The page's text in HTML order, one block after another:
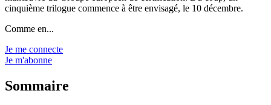
cinquième trilogue commence à être envisagé, le 10 décembre.
Comme en...
Je me connecte
Je m'abonne
Sommaire